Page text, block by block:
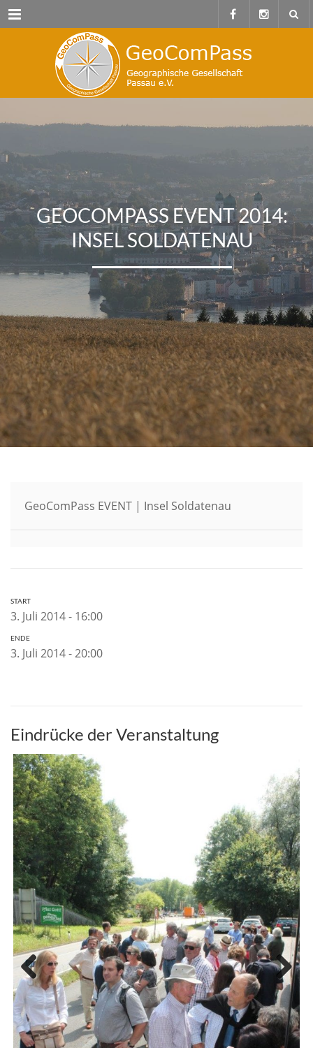
Menu
GEOCOMPASS EVENT 2014:
INSEL SOLDATENAU
GeoComPass EVENT | Insel Soldatenau
START
3. Juli 2014 - 16:00
ENDE
3. Juli 2014 - 20:00
Eindrücke der Veranstaltung
Previous Next